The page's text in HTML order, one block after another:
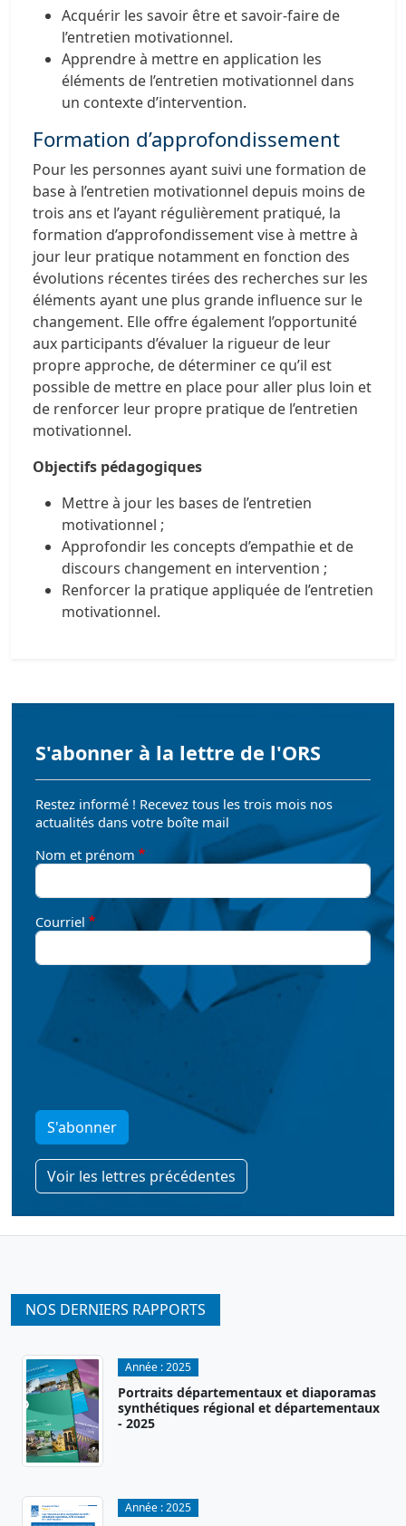
Acquérir les savoir être et savoir-faire de
l’entretien motivationnel.
Apprendre à mettre en application les
éléments de l’entretien motivationnel dans
un contexte d’intervention.
Formation d’approfondissement
Pour les personnes ayant suivi une formation de
base à l’entretien motivationnel depuis moins de
trois ans et l’ayant régulièrement pratiqué, la
formation d’approfondissement vise à mettre à
jour leur pratique notamment en fonction des
évolutions récentes tirées des recherches sur les
éléments ayant une plus grande influence sur le
changement. Elle offre également l’opportunité
aux participants d’évaluer la rigueur de leur
propre approche, de déterminer ce qu’il est
possible de mettre en place pour aller plus loin et
de renforcer leur propre pratique de l’entretien
motivationnel.
Objectifs pédagogiques
Mettre à jour les bases de l’entretien
motivationnel ;
Approfondir les concepts d’empathie et de
discours changement en intervention ;
Renforcer la pratique appliquée de l’entretien
motivationnel.
S'abonner à la lettre de l'ORS
Restez informé ! Recevez tous les trois mois nos
actualités dans votre boîte mail
Nom et prénom
Courriel
S'abonner
Voir les lettres précédentes
NOS DERNIERS RAPPORTS
Année :2025
Portraits départementaux et diaporamas
synthétiques régional et départementaux
- 2025
Année :2025